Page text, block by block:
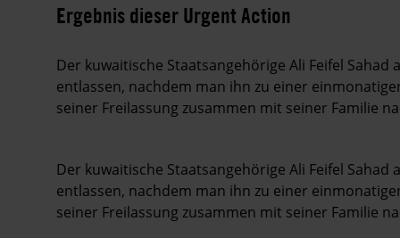
Ergebnis dieser Urgent Action
Der kuwaitische Staatsangehörige Ali Feifel
entlassen, nachdem man ihn zu einer
seiner Freilassung zusammen mit seiner Familie
Der kuwaitische Staatsangehörige Ali Feifel
entlassen, nachdem man ihn zu einer
seiner Freilassung zusammen mit seiner Familie